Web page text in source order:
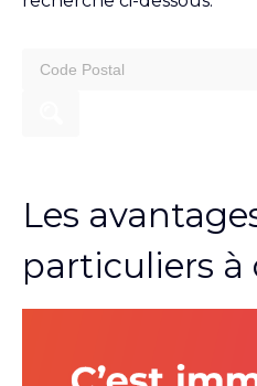
search
Les
particuliers à